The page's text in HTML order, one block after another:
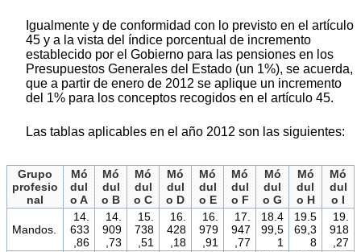
Igualmente y de conformidad con lo previsto en el artículo
45 y a la vista del índice porcentual de incremento
establecido por el Gobierno para las pensiones en los
Presupuestos Generales del Estado (un 1%), se acuerda,
que a partir de enero de 2012 se aplique un incremento
del 1% para los conceptos recogidos en el artículo 45.
Las tablas aplicables en el año 2012 son las siguientes:
Grupo
profesio
nal
Mó
dul
o A
Mó
dul
o B
Mó
dul
o C
Mó
dul
o D
Mó
dul
o E
Mó
dul
o F
Mó
dul
o G
Mó
dul
o H
Mó
dul
o I
Mandos.
14.
633
,86
14.
909
,73
15.
738
,51
16.
428
,18
16.
979
,91
17.
947
,77
18.4
99,5
1
19.5
69,3
8
19.
918
,27